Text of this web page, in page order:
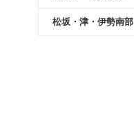
松坂・津・伊勢南部